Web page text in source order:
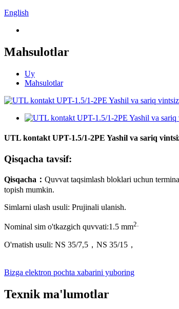
English
Mahsulotlar
Uy
Mahsulotlar
UTL kontakt UPT-1.5/1-2PE Yashil va sariq
Qisqacha tavsif:
Qisqacha ： Quvvat taqsimlash bloklari uchun
topish mumkin.
Simlarni ulash usuli: Prujinali ulanish.
Nominal sim o'tkazgich quvvati:1 .5 mm2.
O'rnatish usuli: NS 35/7,5，NS 35/15 ，
Bizga elektron pochta xabarini yuboring
Texnik ma'lumotlar